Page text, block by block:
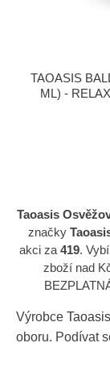
TAOASIS
ML) -
Taoasis
značky
akci za 419.
zboží nad
Výrobce Taoasis
oboru. Podívat